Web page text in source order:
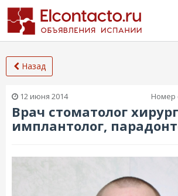
Назад
12 июня 2014 Номер
Врач стоматолог
имплантолог,